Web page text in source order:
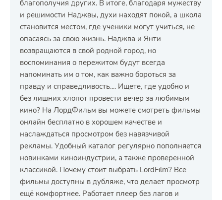
благополучия других. В итоге, благодаря мужеству
и решимости Наджвы, духи находят покой, а школа
становится местом, где ученики могут учиться, не
опасаясь за свою жизнь. Наджва и Янти
возвращаются в свой родной город, но
воспоминания о пережитом будут всегда
напоминать им о том, как важно бороться за
правду и справедливость.... Ищете, где удобно и
без лишних хлопот провести вечер за любимым
кино? На ЛордФильм вы можете смотреть фильмы
онлайн бесплатно в хорошем качестве и
наслаждаться просмотром без навязчивой
рекламы. Удобный каталог регулярно пополняется
новинками киноиндустрии, а также проверенной
классикой. Почему стоит выбрать LordFilm? Все
фильмы доступны в дубляже, что делает просмотр
ещё комфортнее. Работает плеер без лагов и